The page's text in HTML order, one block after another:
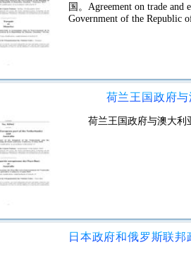
国。Agreement on trade and
Government of the Republic
荷兰王国政府
荷兰王国政府与澳大利